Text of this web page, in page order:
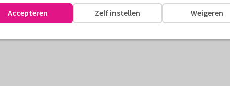
Weigeren
Zelf instellen
Accepteren